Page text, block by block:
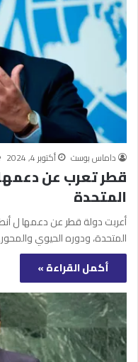
داماس بوست أكتوبر 4, 2024
قطر تعرب عن دعمها
المتحدة
أعربت دولة قطر عن دعمها ل
المتحدة، ودوره الحيوي
أكمل القراءة »